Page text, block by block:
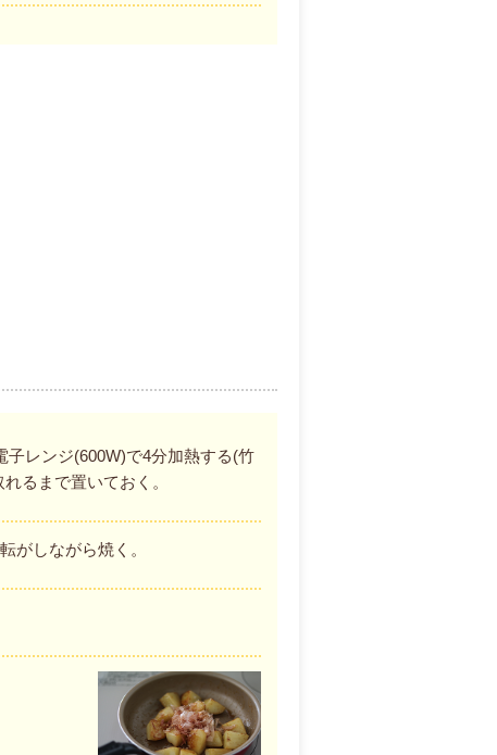
レンジ(600W)で4分加熱する(竹
るまで置いておく。
がしながら焼く。